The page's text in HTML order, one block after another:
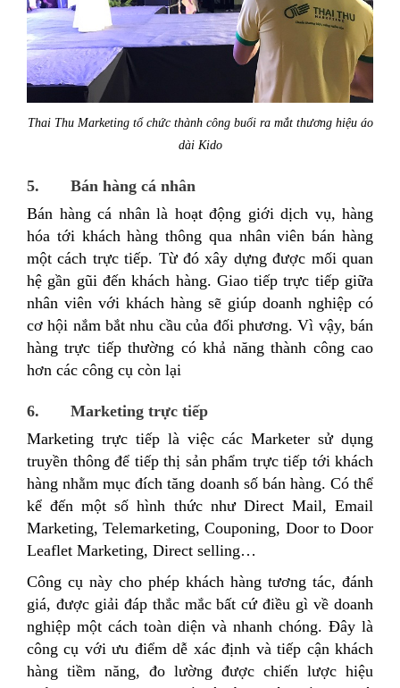
Thai Thu Marketing tổ chức thành công buổi ra mắt thương hiệu áo
dài Kido
5. Bán hàng cá nhân
Bán hàng cá nhân là hoạt động giới dịch vụ, hàng
hóa tới khách hàng thông qua nhân viên bán hàng
một cách trực tiếp. Từ đó xây dựng được mối quan
hệ gần gũi đến khách hàng. Giao tiếp trực tiếp giữa
nhân viên với khách hàng sẽ giúp doanh nghiệp có
cơ hội nắm bắt nhu cầu của đối phương. Vì vậy, bán
hàng trực tiếp thường có khả năng thành công cao
hơn các công cụ còn lại
6. Marketing trực tiếp
Marketing trực tiếp là việc các Marketer sử dụng
truyền thông để tiếp thị sản phẩm trực tiếp tới khách
hàng nhằm mục đích tăng doanh số bán hàng. Có thể
kể đến một số hình thức như Direct Mail, Email
Marketing, Telemarketing, Couponing, Door to Door
Leaflet Marketing, Direct selling…
Công cụ này cho phép khách hàng tương tác, đánh
giá, được giải đáp thắc mắc bất cứ điều gì về doanh
nghiệp một cách toàn diện và nhanh chóng. Đây là
công cụ với ưu điểm dễ xác định và tiếp cận khách
hàng tiềm năng, đo lường được chiến lược hiệu